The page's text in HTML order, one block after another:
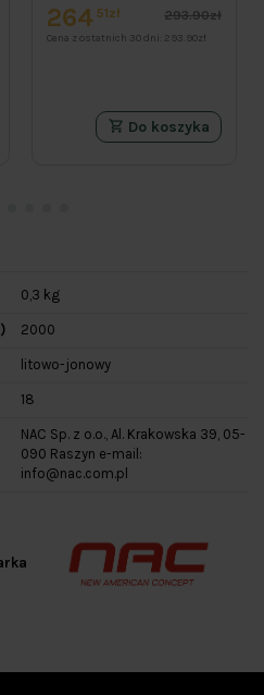
264 51zł 293.90zł
Cena z ostatnich 30 dni: 293.90zł
Do koszyka
0,3 kg
2000
litowo-jonowy
18
NAC Sp. z o.o., Al. Krakowska 39, 05-
090 Raszyn e-mail:
info@nac.com.pl